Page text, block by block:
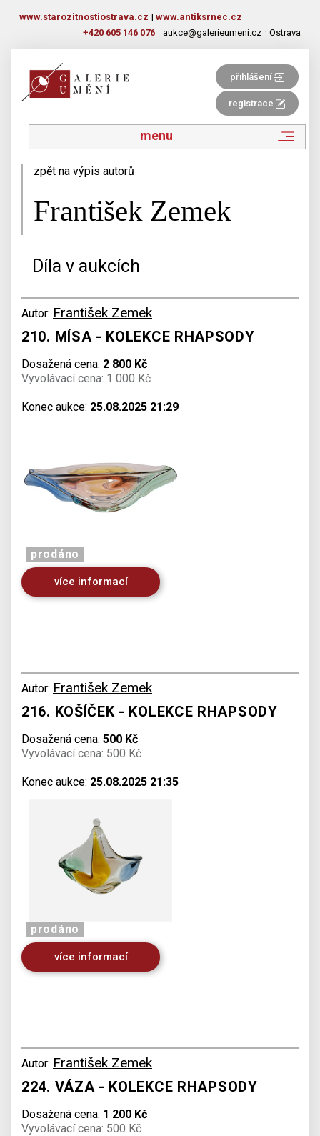
www.starozitnostiostrava.cz | www.antiksrnec.cz
+420 605 146 076 · aukce@galerieumeni.cz · Ostrava
přihlášení
registrace
menu
zpět na výpis autorů
František Zemek
Díla v aukcích
Autor: František Zemek
210. MÍSA - KOLEKCE RHAPSODY
Dosažená cena: 2 800 Kč
Vyvolávací cena: 1 000 Kč
Konec aukce: 25.08.2025 21:29
prodáno
více informací
Autor: František Zemek
216. KOŠÍČEK - KOLEKCE RHAPSODY
Dosažená cena: 500 Kč
Vyvolávací cena: 500 Kč
Konec aukce: 25.08.2025 21:35
prodáno
více informací
Autor: František Zemek
224. VÁZA - KOLEKCE RHAPSODY
Dosažená cena: 1 200 Kč
Vyvolávací cena: 500 Kč